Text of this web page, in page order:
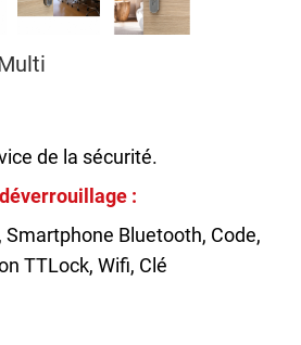
de la sécurité.
:
Bluetooth, Code,
TTLock, Wifi, Clé